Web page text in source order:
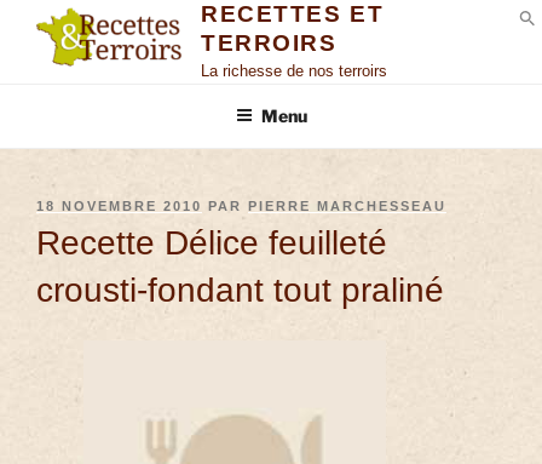
RECETTES ET
TERROIRS
La richesse de nos terroirs
Menu
18 NOVEMBRE 2010 PAR PIERRE MARCHESSEAU
Recette Délice feuilleté
crousti-fondant tout praliné